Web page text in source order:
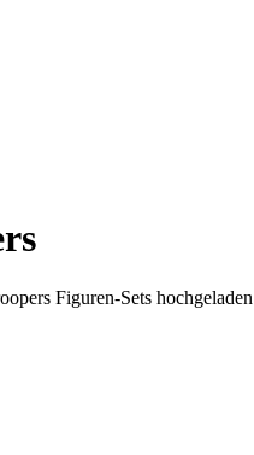
Figuren-Sets